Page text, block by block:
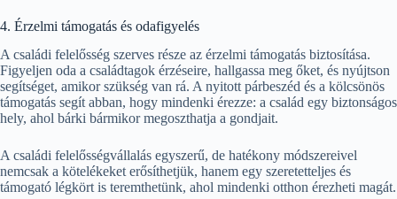
4. Érzelmi támogatás és odafigyelés
A családi felelősség szerves része az érzelmi támogatás biztosítása.
Figyeljen oda a családtagok érzéseire, hallgassa meg őket, és nyújtson
segítséget, amikor szükség van rá. A nyitott párbeszéd és a kölcsönös
támogatás segít abban, hogy mindenki érezze: a család egy biztonságos
hely, ahol bárki bármikor megoszthatja a gondjait.
A családi felelősségvállalás egyszerű, de hatékony módszereivel
nemcsak a kötelékeket erősíthetjük, hanem egy szeretetteljes és
támogató légkört is teremthetünk, ahol mindenki otthon érezheti magát.